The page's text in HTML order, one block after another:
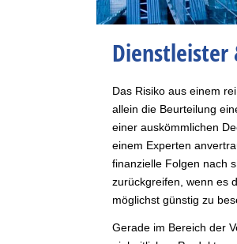
Dienstleister
Das Risiko aus einem
allein die Beurteilung
einer auskömmlichen
einem Experten
finanzielle Folgen nach
zurückgreifen, wenn es
möglichst günstig zu
Gerade im Bereich der